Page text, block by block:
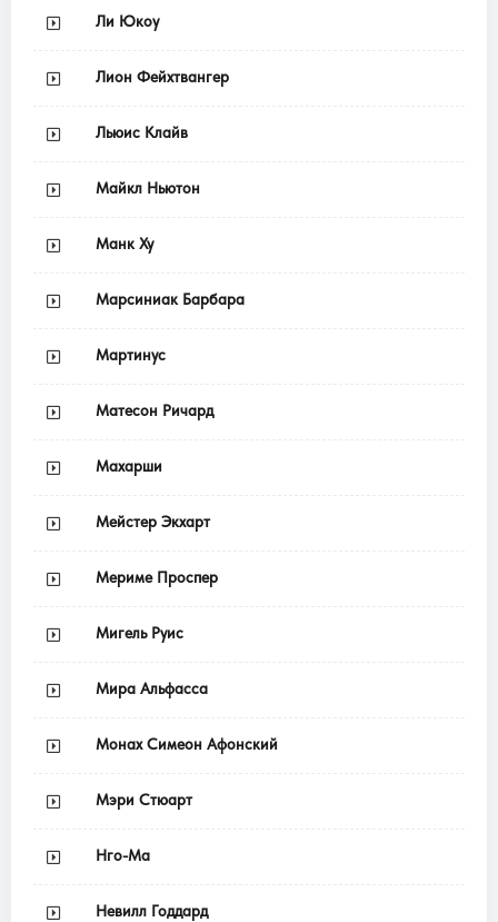
Ли Юкоу
Лион Фейхтвангер
Льюис Клайв
Майкл Ньютон
Манк Ху
Марсиниак Барбара
Мартинус
Матесон Ричард
Махарши
Мейстер Экхарт
Мериме Проспер
Мигель Руис
Мира Альфасса
Монах Симеон Афонский
Мэри Стюарт
Нго-Ма
Невилл Годдард